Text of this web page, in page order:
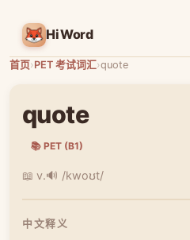
HiWord
首页›PET 考试词汇›quote
quote
📚 PET (B1)
📖 v.🔊 /kwoʊt/
中文释义